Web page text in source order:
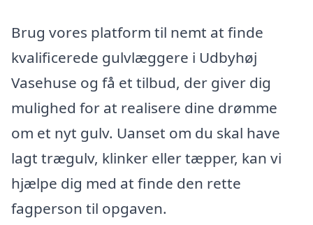
Brug vores platform til nemt at finde
kvalificerede gulvlæggere i Udbyhøj
Vasehuse og få et tilbud, der giver dig
mulighed for at realisere dine drømme
om et nyt gulv. Uanset om du skal have
lagt trægulv, klinker eller tæpper, kan vi
hjælpe dig med at finde den rette
fagperson til opgaven.